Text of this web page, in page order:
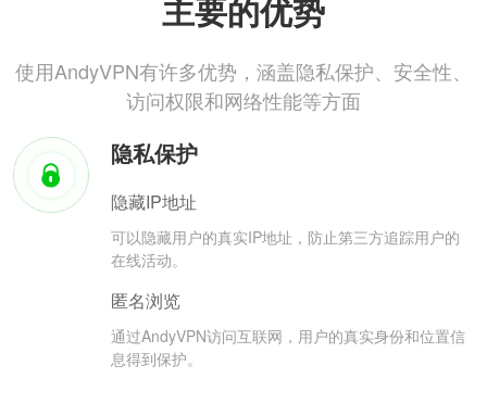
主要的优势
使用AndyVPN有许多优势，涵盖隐私保护、安全性、
访问权限和网络性能等方面
隐私保护
隐藏IP地址
可以隐藏用户的真实IP地址，防止第三方追踪用户的
在线活动。
匿名浏览
通过AndyVPN访问互联网，用户的真实身份和位置信
息得到保护。